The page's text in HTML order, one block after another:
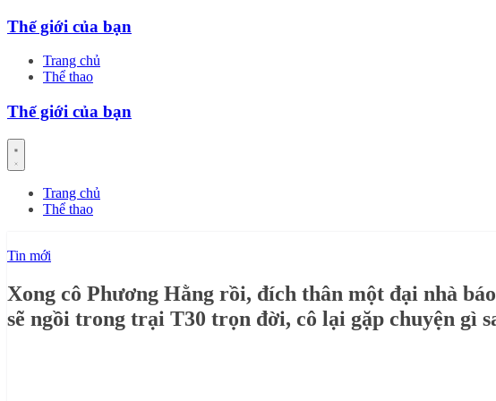
Skip
content
Thế giới của bạn
Trang chủ
Thể thao
Thế giới của bạn
Trang chủ
Thể thao
Tin mới
Xong cô Phương Hằng rồi, đích thân một đại nhà
sẽ ngồi trong trại T30 trọn đời, cô lại gặp chuyện gì